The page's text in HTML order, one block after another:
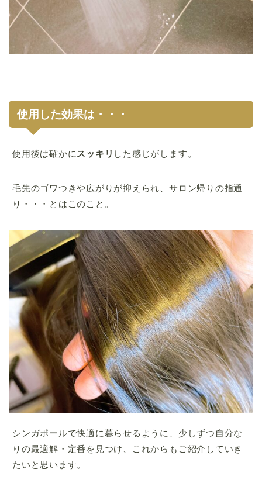
使用した効果は・・・
使用後は確かに スッキリ した感じがします。
毛先のゴワつきや広がりが抑えられ、サロン帰りの指通
り・・・とはこのこと。
シンガポールで快適に暮らせるように、少しずつ自分な
りの最適解・定番を見つけ、これからもご紹介していき
たいと思います。